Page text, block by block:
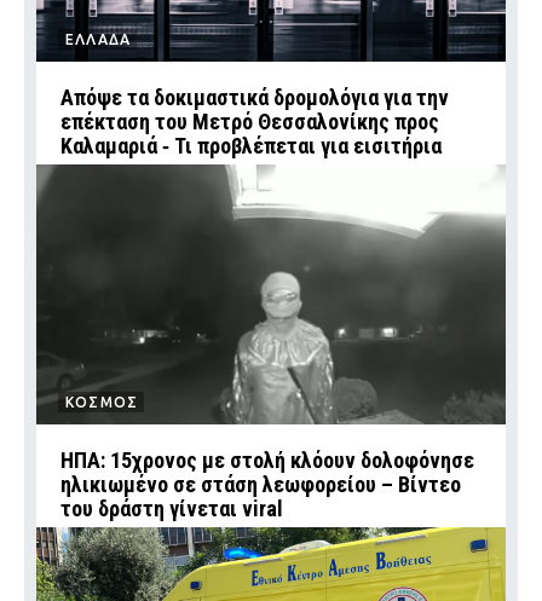
ΕΛΛΑΔΑ
Απόψε τα δοκιμαστικά δρομολόγια για την
επέκταση του Μετρό Θεσσαλονίκης προς
Καλαμαριά ‑ Τι προβλέπεται για εισιτήρια
ΚΟΣΜΟΣ
ΗΠΑ: 15χρονος με στολή κλόουν δολοφόνησε
ηλικιωμένο σε στάση λεωφορείου – Βίντεο
του δράστη γίνεται viral